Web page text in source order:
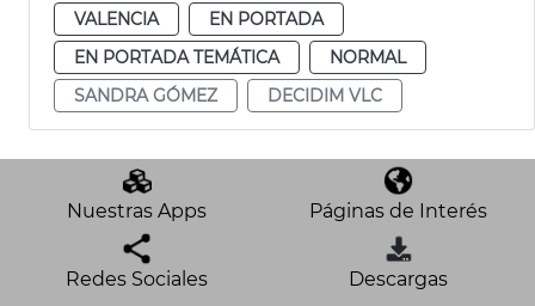
VALENCIA
EN PORTADA
EN PORTADA TEMÁTICA
NORMAL
SANDRA GÓMEZ
DECIDIM VLC
Nuestras Apps Páginas de Interés
Redes Sociales Descargas